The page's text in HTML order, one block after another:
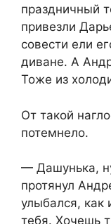
праздничный
привезли
совести ели
диване. А
Тоже из
От такой
потемнело.
— Дашунька,
протянул
улыбался,
тебя. Хочешь